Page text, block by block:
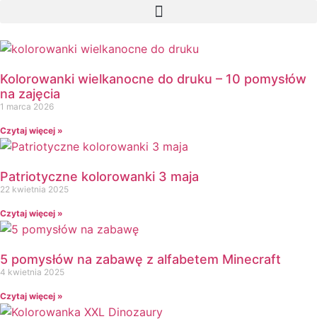
Kolorowanki wielkanocne do druku – 10 pomysłów
na zajęcia
1 marca 2026
Czytaj więcej »
Patriotyczne kolorowanki 3 maja
22 kwietnia 2025
Czytaj więcej »
5 pomysłów na zabawę z alfabetem Minecraft
4 kwietnia 2025
Czytaj więcej »